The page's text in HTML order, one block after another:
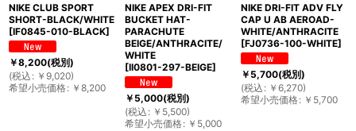
NIKE CLUB SPORT
SHORT-BLACK/WHITE
[IF0845-010-BLACK]
￥8,200(税別)
(税込 : ￥ 9,020)
希望小売価格: ￥ 8,200
NIKE APEX DRI-FIT
BUCKET HAT-
PARACHUTE
BEIGE/ANTHRACITE/
WHITE
[II0801-297-BEIGE]
￥5,000(税別)
(税込 : ￥ 5,500)
希望小売価格: ￥ 5,000
NIKE DRI-FIT ADV FLY
CAP U AB AEROAD-
WHITE/ANTHRACITE
[FJ0736-100-WHITE]
￥5,700(税別)
(税込 : ￥ 6,270)
希望小売価格: ￥ 5,700